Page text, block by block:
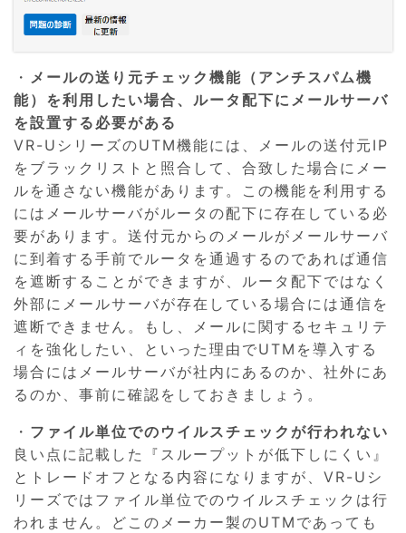
・ メールの送り元チェック機能（アンチスパム機
能）を利用したい場合、ルータ配下にメールサーバ
を設置する必要がある
VR-UシリーズのUTM機能には、メールの送付元IP
をブラックリストと照合して、合致した場合にメー
ルを通さない機能があります。この機能を利用する
にはメールサーバがルータの配下に存在している必
要があります。送付元からのメールがメールサーバ
に到着する手前でルータを通過するのであれば通信
を遮断することができますが、ルータ配下ではなく
外部にメールサーバが存在している場合には通信を
遮断できません。もし、メールに関するセキュリテ
ィを強化したい、といった理由でUTMを導入する
場合にはメールサーバが社内にあるのか、社外にあ
るのか、事前に確認をしておきましょう。
・ ファイル単位でのウイルスチェックが行われない
良い点に記載した『スループットが低下しにくい』
とトレードオフとなる内容になりますが、VR-Uシ
リーズではファイル単位でのウイルスチェックは行
われません。どこのメーカー製のUTMであっても